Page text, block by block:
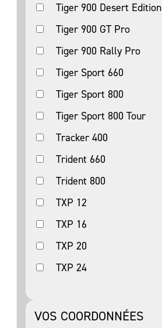
Tiger 900 Desert Edition
Tiger 900 GT Pro
Tiger 900 Rally Pro
Tiger Sport 660
Tiger Sport 800
Tiger Sport 800 Tour
Tracker 400
Trident 660
Trident 800
TXP 12
TXP 16
TXP 20
TXP 24
VOS COORDONNÉES